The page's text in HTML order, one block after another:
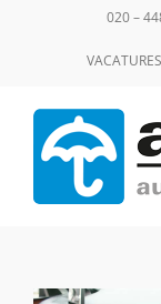
020 –
VACATURES